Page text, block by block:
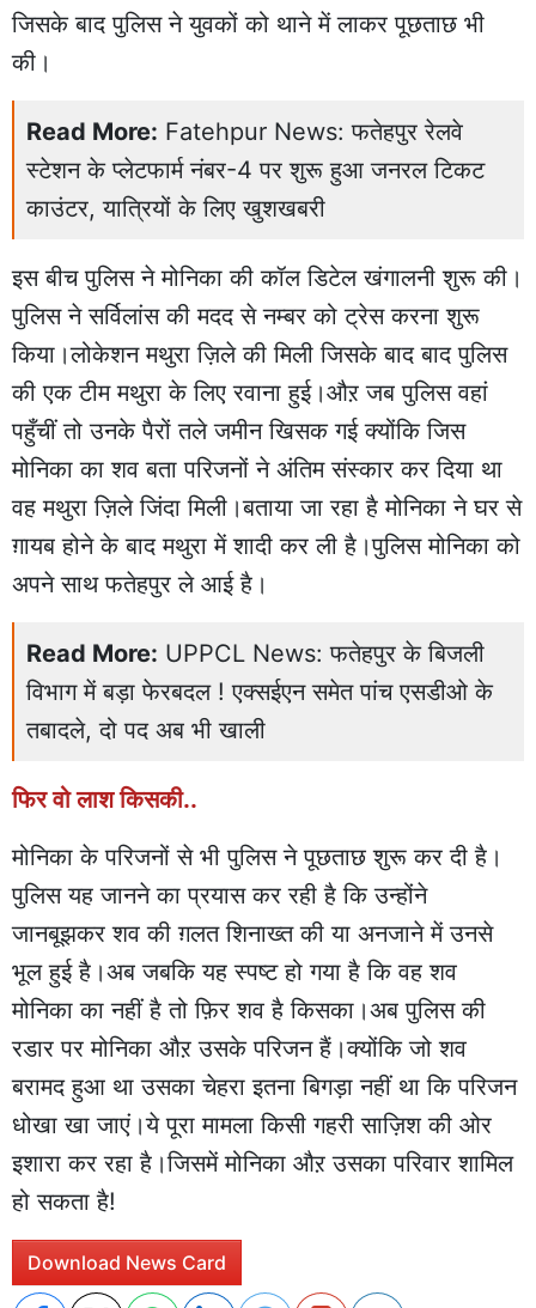
जिसके बाद पुलिस ने युवकों को थाने में लाकर पूछताछ भी
की।
Read More: Fatehpur News: फतेहपुर रेलवे
स्टेशन के प्लेटफार्म नंबर-4 पर शुरू हुआ जनरल टिकट
काउंटर, यात्रियों के लिए खुशखबरी
इस बीच पुलिस ने मोनिका की कॉल डिटेल खंगालनी शुरू की।
पुलिस ने सर्विलांस की मदद से नम्बर को ट्रेस करना शुरू
किया।लोकेशन मथुरा ज़िले की मिली जिसके बाद बाद पुलिस
की एक टीम मथुरा के लिए रवाना हुई।औऱ जब पुलिस वहां
पहुँचीं तो उनके पैरों तले जमीन खिसक गई क्योंकि जिस
मोनिका का शव बता परिजनों ने अंतिम संस्कार कर दिया था
वह मथुरा ज़िले जिंदा मिली।बताया जा रहा है मोनिका ने घर से
ग़ायब होने के बाद मथुरा में शादी कर ली है।पुलिस मोनिका को
अपने साथ फतेहपुर ले आई है।
Read More: UPPCL News: फतेहपुर के बिजली
विभाग में बड़ा फेरबदल ! एक्सईएन समेत पांच एसडीओ के
तबादले, दो पद अब भी खाली
फिर वो लाश किसकी..
मोनिका के परिजनों से भी पुलिस ने पूछताछ शुरू कर दी है।
पुलिस यह जानने का प्रयास कर रही है कि उन्होंने
जानबूझकर शव की ग़लत शिनाख्त की या अनजाने में उनसे
भूल हुई है।अब जबकि यह स्पष्ट हो गया है कि वह शव
मोनिका का नहीं है तो फ़िर शव है किसका।अब पुलिस की
रडार पर मोनिका औऱ उसके परिजन हैं।क्योंकि जो शव
बरामद हुआ था उसका चेहरा इतना बिगड़ा नहीं था कि परिजन
धोखा खा जाएं।ये पूरा मामला किसी गहरी साज़िश की ओर
इशारा कर रहा है।जिसमें मोनिका औऱ उसका परिवार शामिल
हो सकता है!
Download News Card